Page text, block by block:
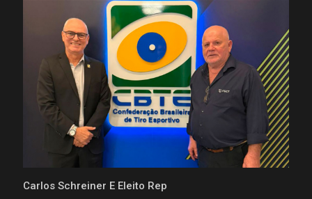
Carlos Schreiner É Eleito Rep